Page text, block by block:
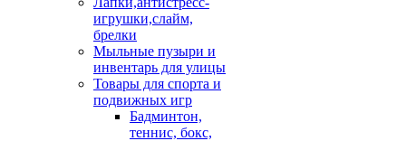
игрушки,слайм,
брелки
Мыльные пузыри и
инвентарь для улицы
Товары для спорта и
подвижных игр
Бадминтон,
теннис, бокс,